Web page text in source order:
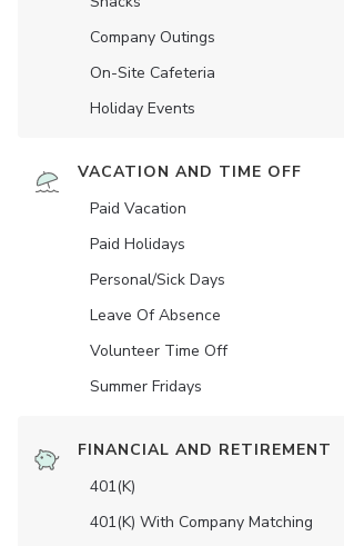
Company Outings
On-Site Cafeteria
Holiday Events
VACATION AND TIME OFF
Paid Vacation
Paid Holidays
Personal/Sick Days
Leave Of Absence
Volunteer Time Off
Summer Fridays
FINANCIAL AND RETIREMENT
401(K)
401(K) With Company Matching